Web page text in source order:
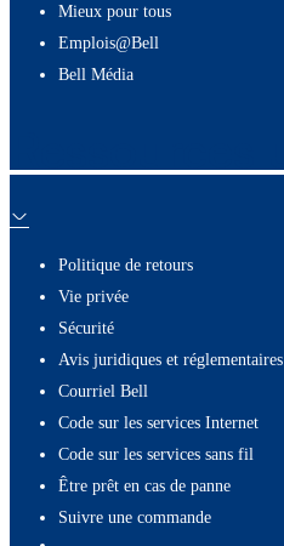
Mieux pour tous
Emplois@Bell
Bell Média
Politique de retours
Vie privée
Sécurité
Avis juridiques et réglementaires
Courriel Bell
Code sur les services Internet
Code sur les services sans fil
Être prêt en cas de panne
Suivre une commande